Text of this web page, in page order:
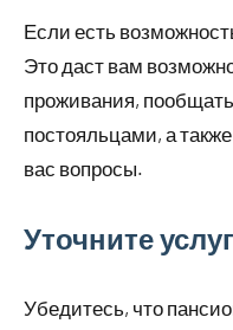
Если есть
Это даст вам
проживания,
постояльцами, а
вас вопросы.
Уточните
Убедитесь, что